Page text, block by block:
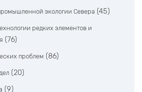
экологии Севера (45)
редких элементов и
(76)
проблем (86)
(20)
(9)